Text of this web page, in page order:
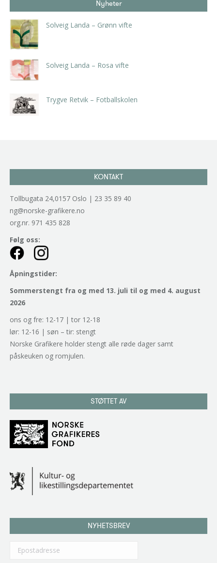
Nyheter
Solveig Landa – Grønn vifte
Solveig Landa – Rosa vifte
Trygve Retvik – Fotballskolen
KONTAKT
Tollbugata 24,0157 Oslo | 23 35 89 40
ng@norske-grafikere.no
org.nr. 971 435 828
Følg oss:
Åpningstider:
Sommerstengt fra og med 13. juli til og med 4. august
2026
ons og fre: 12-17 | tor 12-18
lør: 12-16 | søn – tir: stengt
Norske Grafikere holder stengt alle røde dager samt
påskeuken og romjulen.
STØTTET AV
NYHETSBREV